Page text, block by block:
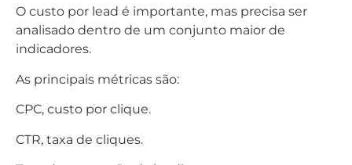
O custo por lead é importante, mas precisa ser
analisado dentro de um conjunto maior de
indicadores.
As principais métricas são:
CPC, custo por clique.
CTR, taxa de cliques.